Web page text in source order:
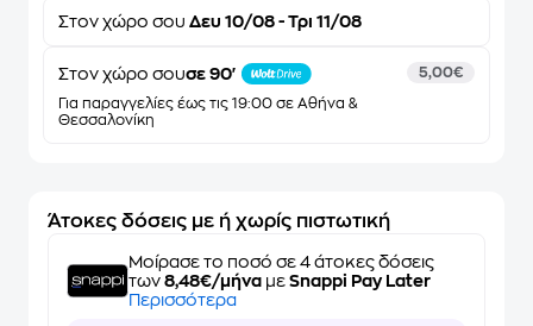
Στον χώρο σου Δευ 10/08 - Τρι 11/08
Στον χώρο σουσε 90'
Για παραγγελίες έως τις 19:00 σε Αθήνα &
Θεσσαλονίκη
5,00€
Άτοκες δόσεις με ή χωρίς πιστωτική
Μοίρασε το ποσό σε 4 άτοκες δόσεις
των 8,48€/μήνα με Snappi Pay Later
Περισσότερα